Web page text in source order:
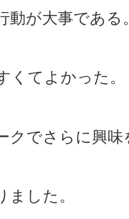
動が大事である。
くてよかった。
クでさらに興味
ました。